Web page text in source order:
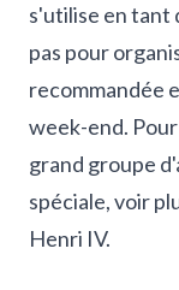
s'utilise en tant
pas pour
recommandée
week-end.
grand groupe
spéciale, voir
Henri IV.